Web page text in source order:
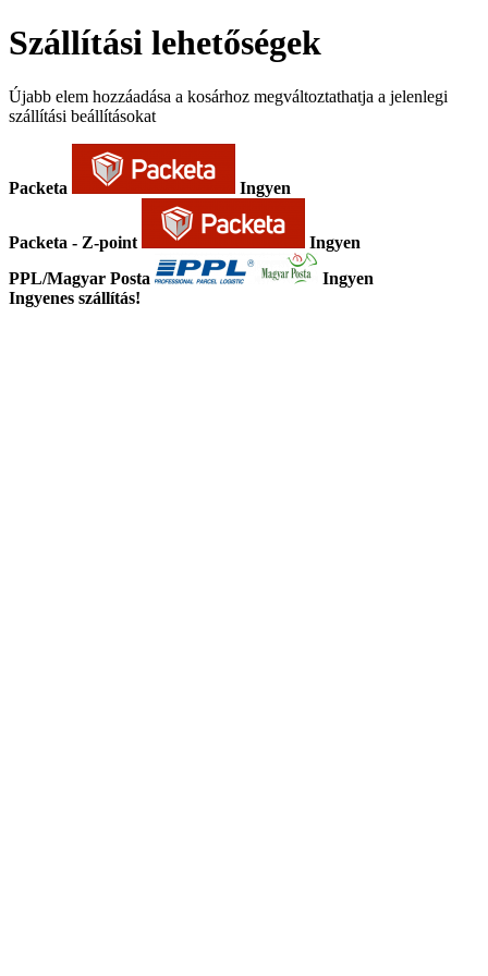
Szállítási lehetőségek
Újabb elem hozzáadása a kosárhoz megváltoztathatja a jelenlegi
szállítási beállításokat
Packeta Ingyen
Packeta - Z-point
Ingyen
PPL/Magyar Posta
Ingyen
Ingyenes szállítás!